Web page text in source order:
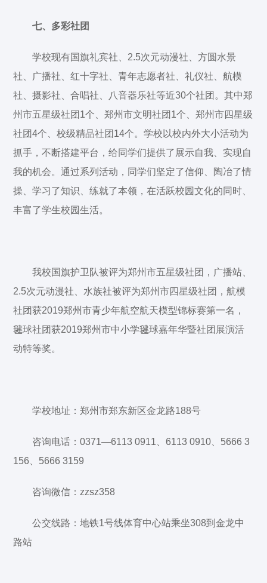
七、多彩社团
学校现有国旗礼宾社、2.5次元动漫社、方圆水景
社、广播社、红十字社、青年志愿者社、礼仪社、航模
社、摄影社、合唱社、八音器乐社等近30个社团。其中郑
州市五星级社团1个、郑州市文明社团1个、郑州市四星级
社团4个、校级精品社团14个。学校以校内外大小活动为
抓手，不断搭建平台，给同学们提供了展示自我、实现自
我的机会。通过系列活动，同学们坚定了信仰、陶冶了情
操、学习了知识、练就了本领，在活跃校园文化的同时、
丰富了学生校园生活。
我校国旗护卫队被评为郑州市五星级社团，广播站、
2.5次元动漫社、水族社被评为郑州市四星级社团，航模
社团获2019郑州市青少年航空航天模型锦标赛第一名，
毽球社团获2019郑州市中小学毽球嘉年华暨社团展演活
动特等奖。
学校地址：郑州市郑东新区金龙路188号
咨询电话：0371—6113 0911、6113 0910、5666 3
156、5666 3159
咨询微信：zzsz358
公交线路：地铁1号线体育中心站乘坐308到金龙中
路站